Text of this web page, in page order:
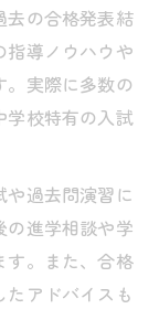
去の合格発表結
指導ノウハウや
。実際に多数の
学校特有の入試
過去問演習に
の進学相談や学
す。また、合格
アドバイスも